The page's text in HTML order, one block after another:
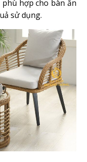
hợp cho bàn ăn
sử dụng.